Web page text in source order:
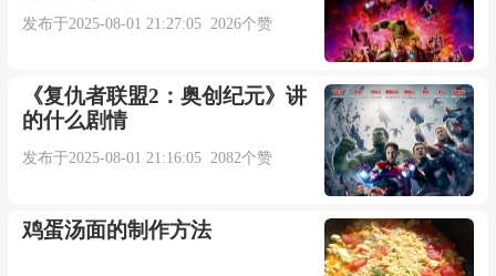
发布于2025-08-01 21:27:05 2026个赞
《复仇者联盟2：奥创纪元》讲
的什么剧情
发布于2025-08-01 21:16:05 2082个赞
鸡蛋汤面的制作方法